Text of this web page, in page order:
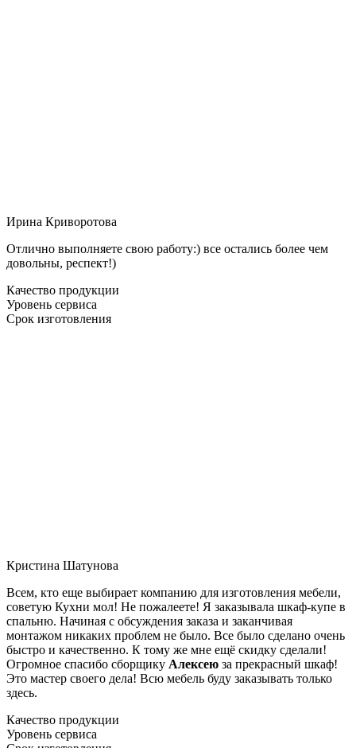
Ирина Криворотова
Отлично выполняете свою работу:) все остались более чем
довольны, респект!)
Качество продукции
Уровень сервиса
Срок изготовления
Кристина Шатунова
Всем, кто еще выбирает компанию для изготовления мебели,
советую Кухни мол! Не пожалеете! Я заказывала шкаф-купе в
спальню. Начиная с обсуждения заказа и заканчивая
монтажом никаких проблем не было. Все было сделано очень
быстро и качественно. К тому же мне ещё скидку сделали!
Огромное спасибо сборщику Алексею за прекрасный шкаф!
Это мастер своего дела! Всю мебель буду заказывать только
здесь.
Качество продукции
Уровень сервиса